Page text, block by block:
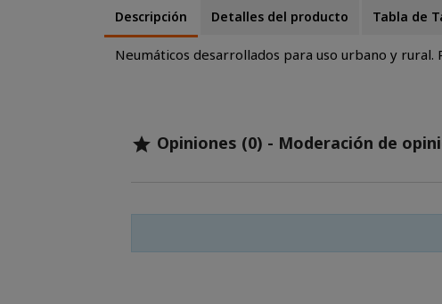
Descripción Detalles del producto Tabla de
Neumáticos desarrollados para uso urbano y
 Opiniones (0) - Moderación de